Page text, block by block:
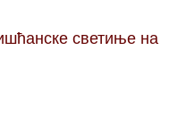
светиње на